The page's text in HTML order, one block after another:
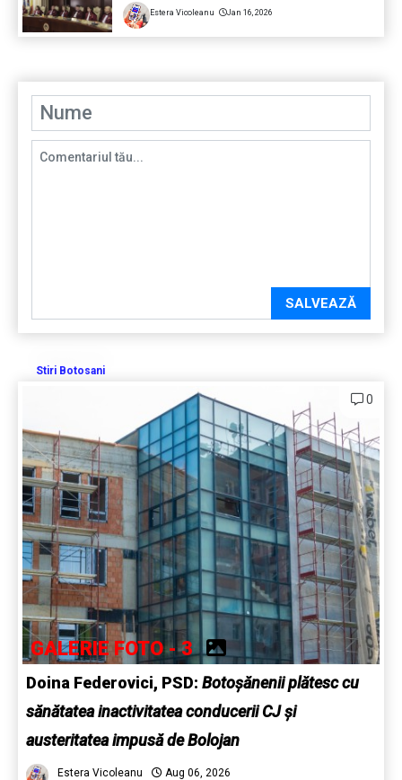
Estera Vicoleanu Jan 16, 2026
SALVEAZĂ
Stiri Botosani
0
GALERIE FOTO - 3
Doina Federovici, PSD: Botoșănenii plătesc cu
sănătatea inactivitatea conducerii CJ și
austeritatea impusă de Bolojan
Estera Vicoleanu Aug 06, 2026